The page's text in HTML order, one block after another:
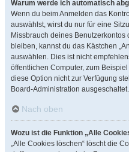
Warum werde ich automatisch
Wenn du beim Anmelden das
auswählst, wirst du nur für eine
Missbrauch deines
bleiben, kannst du das Kästchen
auswählen. Dies ist nicht
öffentlichen Computer, zum
diese Option nicht zur Verfügung
Board-Administration ausgeschaltet.
Nach oben
Wozu ist die Funktion „Alle
„Alle Cookies löschen“ löscht die